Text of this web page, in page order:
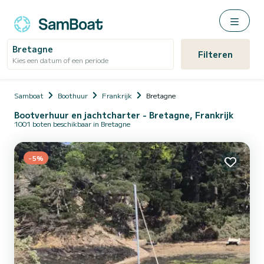
Bretagne
Kies een datum of een periode Filteren
Samboat Boothuur Frankrijk Bretagne
Bootverhuur en jachtcharter - Bretagne, Frankrijk
1001 boten beschikbaar in Bretagne
-5%